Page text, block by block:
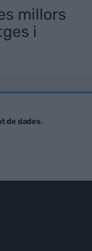
millors
i
de dades.